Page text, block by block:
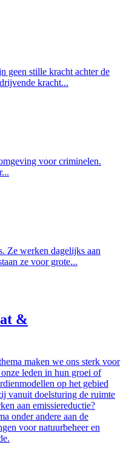
geen stille kracht achter de
kracht...
voor criminelen.
Ze werken dagelijks aan
ze voor grote...
&
maken we ons sterk voor
leden in hun groei of
op het gebied
vanuit doelsturing de ruimte
aan emissiereductie?
onder andere aan de
voor natuurbeheer en